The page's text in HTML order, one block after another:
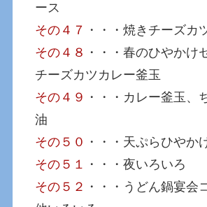
ース
その４７ ・・・焼きチーズカ
その４８ ・・・春のひやかけ
チーズカツカレー釜玉
その４９ ・・・カレー釜玉、
油
その５０ ・・・天ぷらひやか
その５１ ・・・夜いろいろ
その５２ ・・・うどん鍋宴会